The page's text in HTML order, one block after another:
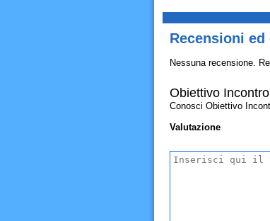
Recensioni
Nessuna recensione.
Obiettivo Incontro
Conosci Obiettivo
Valutazione